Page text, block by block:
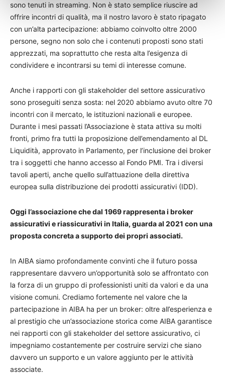
sono tenuti in streaming. Non è stato semplice riuscire ad
offrire incontri di qualità, ma il nostro lavoro è stato ripagato
con un’alta partecipazione: abbiamo coinvolto oltre 2000
persone, segno non solo che i contenuti proposti sono stati
apprezzati, ma soprattutto che resta alta l’esigenza di
condividere e incontrarsi su temi di interesse comune.
Anche i rapporti con gli stakeholder del settore assicurativo
sono proseguiti senza sosta: nel 2020 abbiamo avuto oltre 70
incontri con il mercato, le istituzioni nazionali e europee.
Durante i mesi passati l’Associazione è stata attiva su molti
fronti, primo fra tutti la proposizione dell’emendamento al DL
Liquidità, approvato in Parlamento, per l’inclusione dei broker
tra i soggetti che hanno accesso al Fondo PMI. Tra i diversi
tavoli aperti, anche quello sull’attuazione della direttiva
europea sulla distribuzione dei prodotti assicurativi (IDD).
Oggi l’associazione che dal 1969 rappresenta i broker
assicurativi e riassicurativi in Italia, guarda al 2021 con una
proposta concreta a supporto dei propri associati.
In AIBA siamo profondamente convinti che il futuro possa
rappresentare davvero un’opportunità solo se affrontato con
la forza di un gruppo di professionisti uniti da valori e da una
visione comuni. Crediamo fortemente nel valore che la
partecipazione in AIBA ha per un broker: oltre all’esperienza e
al prestigio che un’associazione storica come AIBA garantisce
nei rapporti con gli stakeholder del settore assicurativo, ci
impegniamo costantemente per costruire servizi che siano
davvero un supporto e un valore aggiunto per le attività
associate.